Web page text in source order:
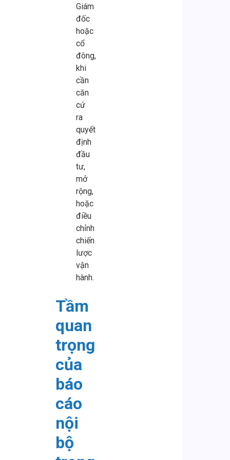
Giám
đốc
hoặc
cổ
đông,
khi
cần
căn
cứ
ra
quyết
định
đầu
tư,
mở
rộng,
hoặc
điều
chỉnh
chiến
lược
vận
hành.
Tầm
quan
trọng
của
báo
cáo
nội
bộ